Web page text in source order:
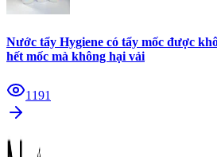
Nước tẩy Hygiene có tẩy mốc được
hết mốc mà không hại vải
1191